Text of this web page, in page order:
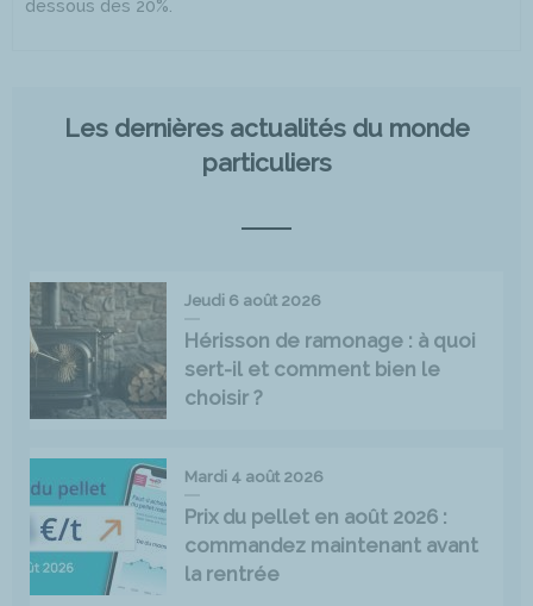
dessous des 20%.
Les dernières actualités du monde
particuliers
Jeudi 6 août 2026
Hérisson de ramonage : à quoi
sert-il et comment bien le
choisir ?
Mardi 4 août 2026
Prix du pellet en août 2026 :
commandez maintenant avant
la rentrée